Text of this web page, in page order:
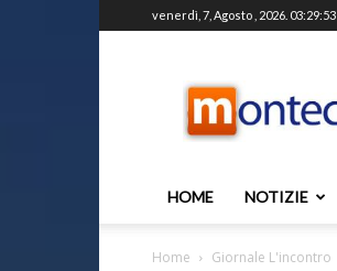
venerdì, 7, Agosto , 2026. 03:29:53
HOME NOTIZIE
Home Giornale L'incontro